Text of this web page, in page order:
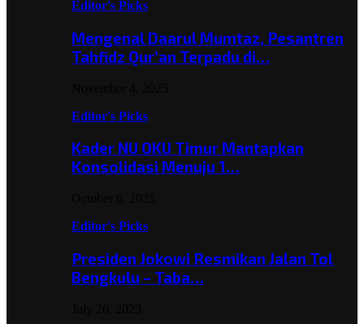
Editor's Picks
Mengenal Daarul Mumtaz, Pesantren
Tahfidz Qur’an Terpadu di…
Editor's Picks
Kader NU OKU Timur Mantapkan
Konsolidasi Menuju 1…
Editor's Picks
Presiden Jokowi Resmikan Jalan Tol
Bengkulu – Taba…